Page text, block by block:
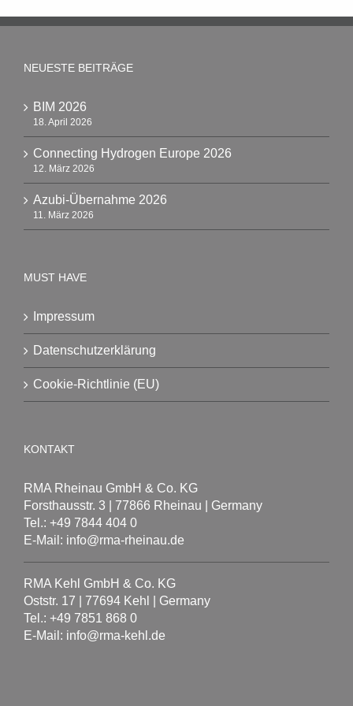
NEUESTE BEITRÄGE
BIM 2026
18. April 2026
Connecting Hydrogen Europe 2026
12. März 2026
Azubi-Übernahme 2026
11. März 2026
MUST HAVE
Impressum
Datenschutzerklärung
Cookie-Richtlinie (EU)
KONTAKT
RMA Rheinau GmbH & Co. KG
Forsthausstr. 3 | 77866 Rheinau | Germany
Tel.: +49 7844 404 0
E-Mail: info@rma-rheinau.de
RMA Kehl GmbH & Co. KG
Oststr. 17 | 77694 Kehl | Germany
Tel.: +49 7851 868 0
E-Mail: info@rma-kehl.de